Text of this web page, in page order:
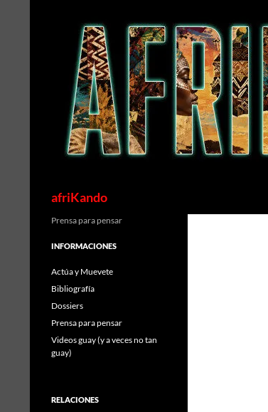
afriKando
Prensa para pensar
INFORMACIONES
Actúa y Muevete
Bibliografía
Dossiers
Prensa para pensar
Videos guay (y a veces no tan
guay)
RELACIONES